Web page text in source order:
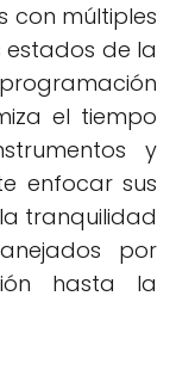
con múltiples
de la
el tiempo
y
enfocar sus
tranquilidad
por
hasta la